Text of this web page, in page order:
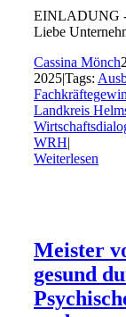
EINLADUNG -
Liebe
Cassina Mönch
2025|Tags:
Landkreis
WRH|
Weiterlesen
Meister
gesund